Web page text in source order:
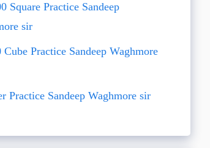
Square Practice Sandeep
sir
Cube Practice Sandeep Waghmore
Practice Sandeep Waghmore sir